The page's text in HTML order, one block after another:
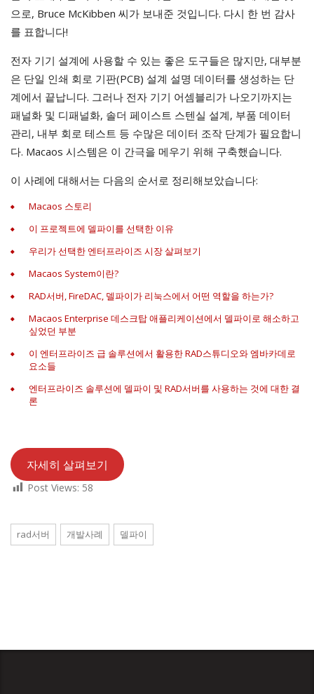
으로, Bruce McKibben 씨가 보내준 것입니다. 다시 한 번 감사
를 표합니다!
전자 기기 설계에 사용할 수 있는 좋은 도구들은 많지만, 대부분
은 단일 인쇄 회로 기판(PCB) 설계 설명 데이터를 생성하는 단
계에서 끝납니다. 그러나 전자 기기 어셈블리가 나오기까지는
패널화 및 디패널화, 솔더 페이스트 스텐실 설계, 부품 데이터
관리, 내부 회로 테스트 등 수많은 데이터 조작 단계가 필요합니
다. Macaos 시스템은 이 간극을 메우기 위해 구축했습니다.
이 사례에 대해서는 다음의 순서로 정리해보았습니다:
Macaos 스토리
이 프로젝트에 델파이를 선택한 이유
우리가 선택한 엔터프라이즈 시장 살펴보기
Macaos System이란?
RAD서버, FireDAC, 델파이가 리눅스에서 어떤 역할을 하는가?
Macaos Enterprise 데스크탑 애플리케이션에서 델파이로 해소하고
싶었던 부분
이 엔터프라이즈 급 솔루션에서 활용한 RAD스튜디오와 엠바카데로
요소들
엔터프라이즈 솔루션에 델파이 및 RAD서버를 사용하는 것에 대한 결
론
자세히 살펴보기
Post Views: 58
rad서버 개발사례 델파이